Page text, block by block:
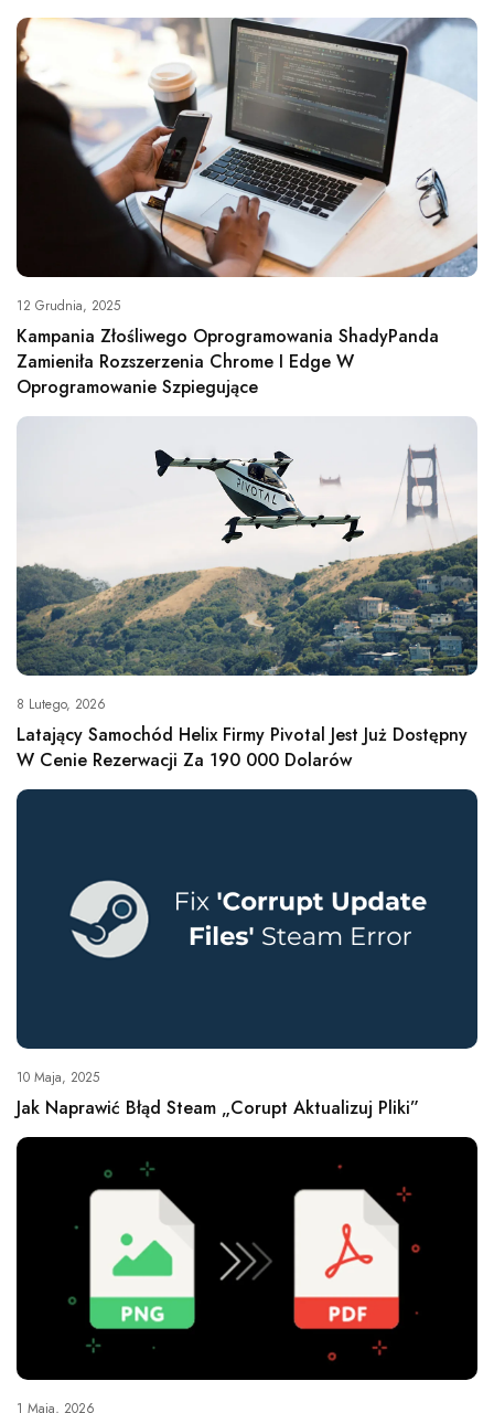
12 Grudnia, 2025
Kampania Złośliwego Oprogramowania ShadyPanda
Zamieniła Rozszerzenia Chrome I Edge W
Oprogramowanie Szpiegujące
8 Lutego, 2026
Latający Samochód Helix Firmy Pivotal Jest Już Dostępny
W Cenie Rezerwacji Za 190 000 Dolarów
10 Maja, 2025
Jak Naprawić Błąd Steam „Corupt Aktualizuj Pliki”
1 Maja, 2026